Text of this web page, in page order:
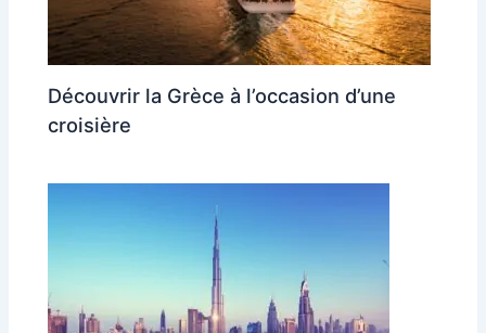
Découvrir la Grèce à l’occasion d’une
croisière